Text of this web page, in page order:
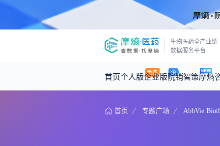
生物医药全产业链
数据服务平台
首页个人版企业版院销智策摩熵
咨询服务
摩熵原创
数据中心
首页 专题广场 AbbVie